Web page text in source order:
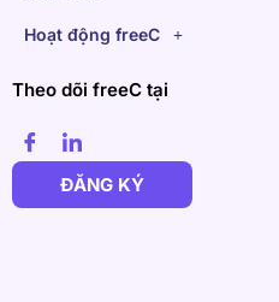
Hoạt động freeC
Theo dõi freeC tại
ĐĂNG KÝ